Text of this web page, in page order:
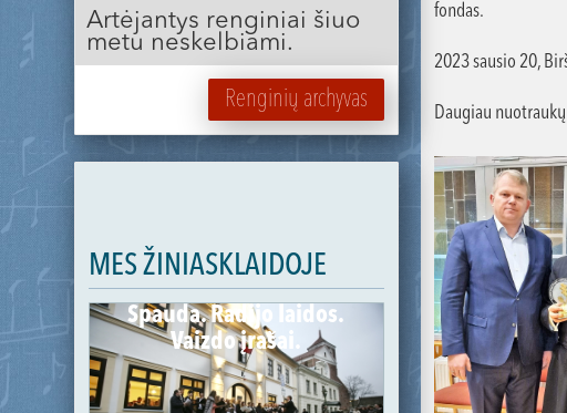
Artėjantys renginiai šiuo
metu neskelbiami.
Renginių archyvas
MES ŽINIASKLAIDOJE
Spauda. Radijo laidos.
Vaizdo įrašai.
fondas.
2023 sausio 20,
Daugiau